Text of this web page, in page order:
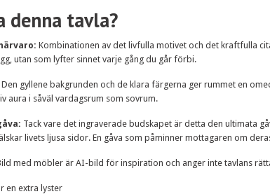
denna tavla?
Kombinationen av det livfulla motivet och det kraftfulla
utan som lyfter sinnet varje gång du går förbi.
Den gyllene bakgrunden och de klara färgerna ger rummet en
aura i såväl vardagsrum som sovrum.
Tack vare det ingraverade budskapet är detta den ultimata
livets ljusa sidor. En gåva som påminner mottagaren om
med möbler är AI-bild för inspiration och anger inte tavlans
en extra lyster